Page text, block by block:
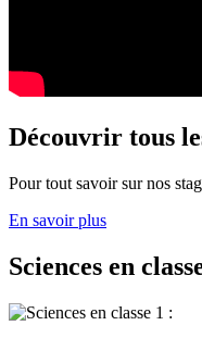
Découvrir tous
Pour tout savoir sur nos
En savoir plus
Sciences en